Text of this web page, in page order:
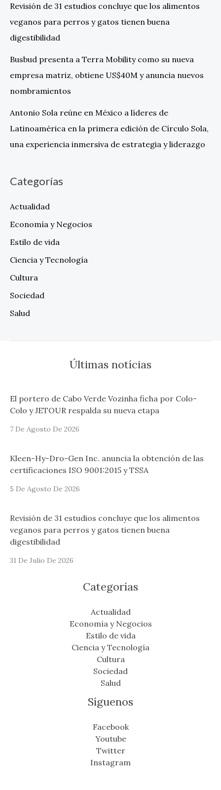
Revisión de 31 estudios concluye que los alimentos
veganos para perros y gatos tienen buena
digestibilidad
Busbud presenta a Terra Mobility como su nueva
empresa matriz, obtiene US$40M y anuncia nuevos
nombramientos
Antonio Sola reúne en México a líderes de
Latinoamérica en la primera edición de Círculo Sola,
una experiencia inmersiva de estrategia y liderazgo
Categorías
Actualidad
Economía y Negocios
Estilo de vida
Ciencia y Tecnología
Cultura
Sociedad
Salud
Últimas notícias
El portero de Cabo Verde Vozinha ficha por Colo-
Colo y JETOUR respalda su nueva etapa
7 De Agosto De 2026
Kleen-Hy-Dro-Gen Inc. anuncia la obtención de las
certificaciones ISO 9001:2015 y TSSA
5 De Agosto De 2026
Revisión de 31 estudios concluye que los alimentos
veganos para perros y gatos tienen buena
digestibilidad
31 De Julio De 2026
Categorías
Actualidad
Economía y Negocios
Estilo de vida
Ciencia y Tecnología
Cultura
Sociedad
Salud
Síguenos
Facebook
Youtube
Twitter
Instagram